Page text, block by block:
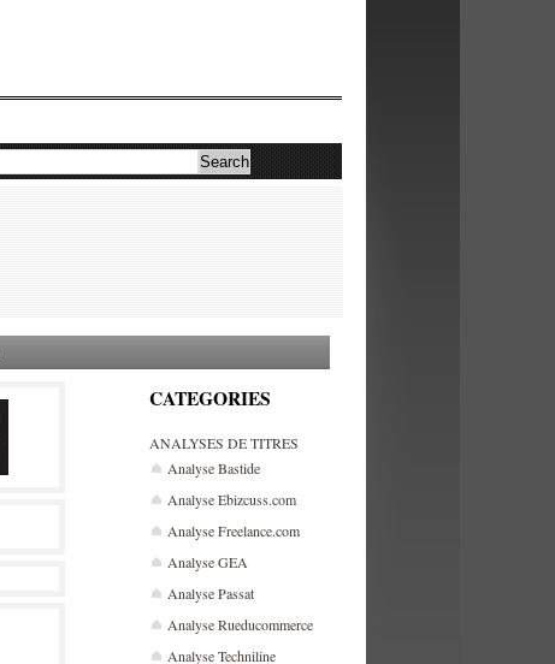
CATEGORIES
ANALYSES DE TITRES
Analyse Bastide
Analyse Ebizcuss.com
Analyse Freelance.com
Analyse GEA
Analyse Passat
Analyse Rueducommerce
Analyse Techniline